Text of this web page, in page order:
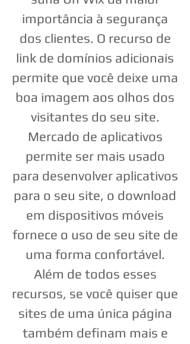
importância à segurança
dos clientes. O recurso de
link de domínios adicionais
permite que você deixe uma
boa imagem aos olhos dos
visitantes do seu site.
Mercado de aplicativos
permite ser mais usado
para desenvolver aplicativos
para o seu site, o download
em dispositivos móveis
fornece o uso de seu site de
uma forma confortável.
Além de todos esses
recursos, se você quiser que
sites de uma única página
também definam mais e